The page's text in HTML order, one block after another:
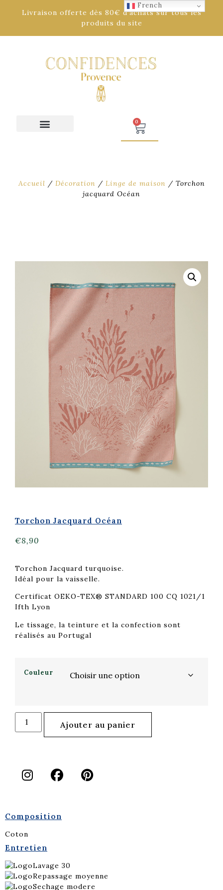
0
Accueil / Décoration / Linge de maison / Torchon
jacquard Océan
Torchon Jacquard Océan
€8,90
Torchon Jacquard turquoise.
Idéal pour la vaisselle.
Certificat OEKO-TEX® STANDARD 100 CQ 1021/1
Ifth Lyon
Le tissage, la teinture et la confection sont
réalisés au Portugal
Couleur
Ajouter au panier
Composition
Coton
Entretien
Lavage 30
Repassage moyenne
Sechage modere
French
Livraison offerte dès 80€ d'achats sur tous les
produits du site